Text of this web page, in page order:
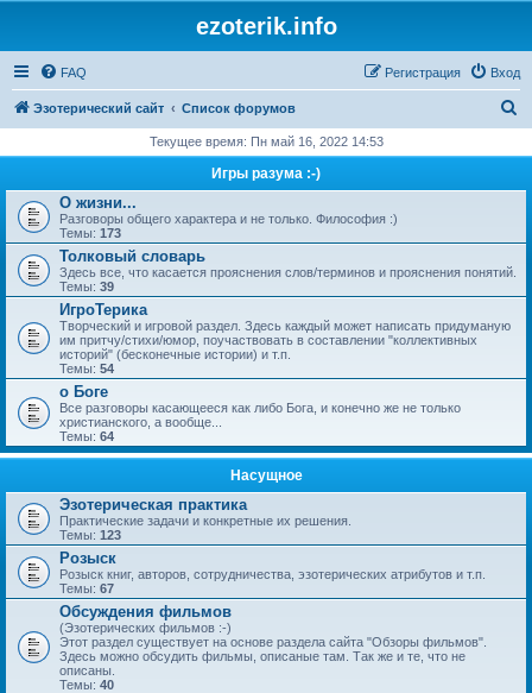
ezoterik.info
FAQ Вход
Регистрация
Эзотерический сайт Список форумов
с
Текущее время: Пн май 16, 2022 14:53
Игры разума :-)
О жизни...
Разговоры общего характера и не только. Философия :)
Темы: 173
Толковый словарь
Здесь все, что касается прояснения слов/терминов и прояснения понятий.
Темы: 39
ИгроТерика
Творческий и игровой раздел. Здесь каждый может написать придуманую
им притчу/стихи/юмор, поучаствовать в составлении "коллективных
историй" (бесконечные истории) и т.п.
Темы: 54
о Боге
Все разговоры касающееся как либо Бога, и конечно же не только
христианского, а вообще...
Темы: 64
Насущное
Эзотерическая практика
Практические задачи и конкретные их решения.
Темы: 123
Розыск
Розыск книг, авторов, сотрудничества, эзотерических атрибутов и т.п.
Темы: 67
Обсуждения фильмов
(Эзотерических фильмов :-)
Этот раздел существует на основе раздела сайта "Обзоры фильмов".
Здесь можно обсудить фильмы, описаные там. Так же и те, что не
описаны.
Темы: 40